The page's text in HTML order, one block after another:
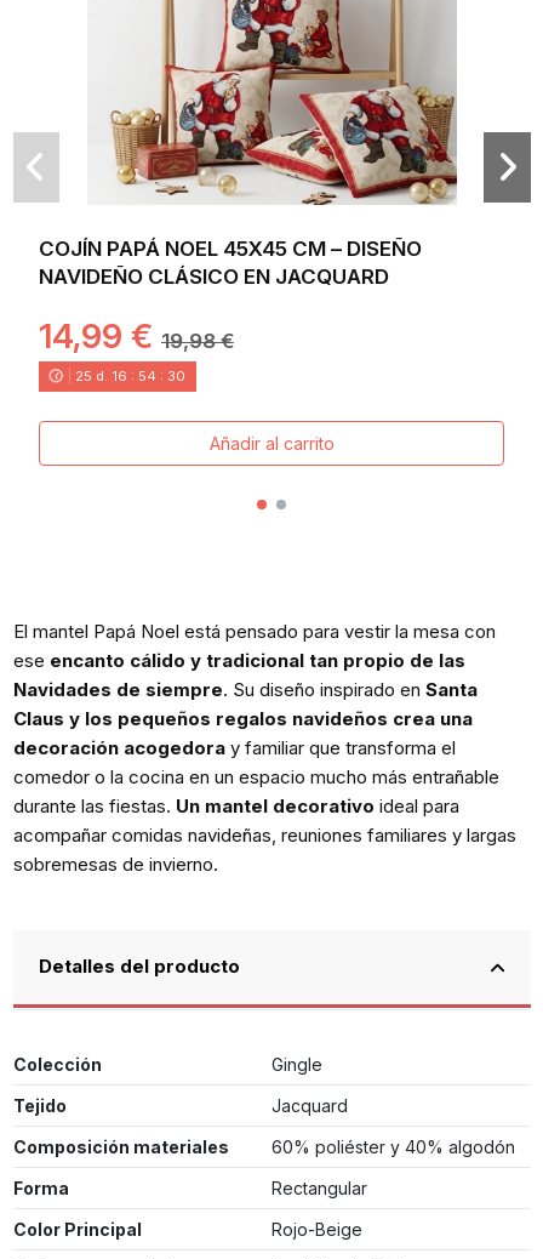
COJÍN PAPÁ NOEL 45X45 CM – DISEÑO
NAVIDEÑO CLÁSICO EN JACQUARD
14,99 € 19,98 €
25 d. 16 : 54 : 30
Añadir al carrito
El mantel Papá Noel está pensado para vestir la mesa con
ese encanto cálido y tradicional tan propio de las
Navidades de siempre. Su diseño inspirado en Santa
Claus y los pequeños regalos navideños crea una
decoración acogedoray familiar que transforma el
comedor o la cocina en un espacio mucho más entrañable
durante las fiestas. Un mantel decorativo ideal para
acompañar comidas navideñas, reuniones familiares y largas
sobremesas de invierno.
Detalles del producto
Colección
Gingle
Tejido
Jacquard
Composición materiales
60% poliéster y 40% algodón
Forma
Rectangular
Color Principal
Rojo-Beige